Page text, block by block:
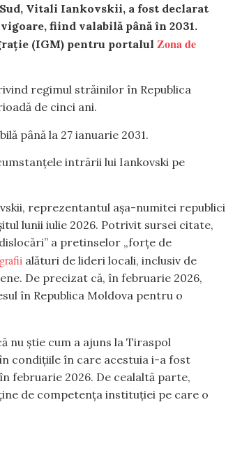
Vitali Iankovskii, a fost declarat
fiind valabilă până în 2031.
(IGM) pentru portalul Zona de
regimul străinilor în Republica
de cinci ani.
până la 27 ianuarie 2031.
intrării lui Iankovski pe
reprezentantul așa-numitei republici
lunii iulie 2026. Potrivit sursei citate,
a pretinselor „forțe de
alături de lideri locali, inclusiv de
De precizat că, în februarie 2026,
în Republica Moldova pentru o
nu știe cum a ajuns la Tiraspol
condițiile în care acestuia i-a fost
februarie 2026. De cealaltă parte,
de competența instituției pe care o